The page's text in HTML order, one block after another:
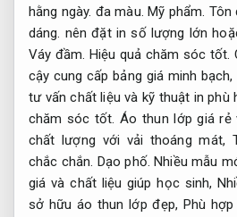
hằng ngày. đa màu.Mỹ phẩm. Tôn
dáng. nên đặt in số lượng lớn
Váy đầm. Hiệu quả chăm sóc tốt.
cậy cung cấp bảng giá minh bạch,
tư vấn chất liệu và kỹ thuật in phù
chăm sóc tốt. Áo thun lớp giá rẻ
chất lượng với vải thoáng mát,
chắc chắn. Dạo phố. Nhiều mẫu
giá và chất liệu giúp học sinh,
sở hữu áo thun lớp đẹp, Phù